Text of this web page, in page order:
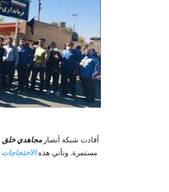
أفادت شبكة أنصار مجاهدي خلق
مستمرة. وتأتي هذهالاحتجاجات